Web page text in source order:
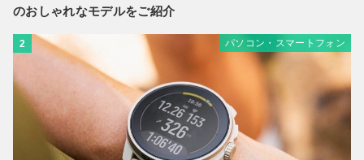
のおしゃれなモデルをご紹介
2 パソコン・スマートフォン